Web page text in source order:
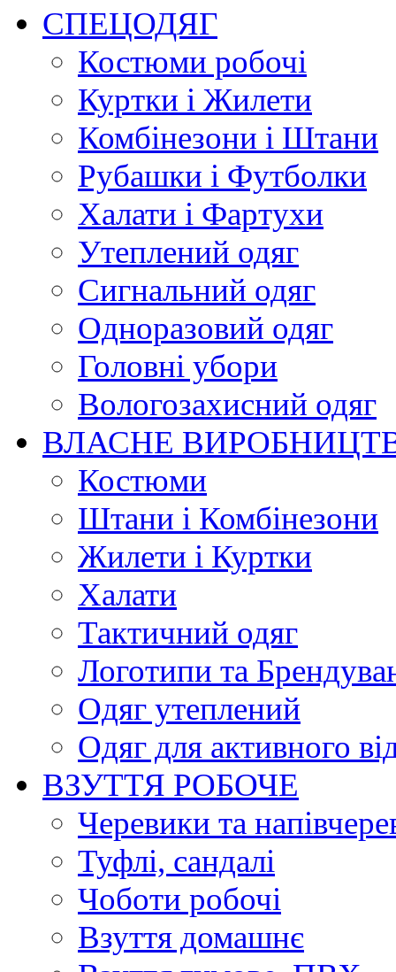
СПЕЦОДЯГ
Костюми робочі
Куртки і Жилети
Комбінезони і Штани
Рубашки і Футболки
Халати і Фартухи
Утеплений одяг
Сигнальний одяг
Одноразовий одяг
Головні убори
Вологозахисний одяг
ВЛАСНЕ
Костюми
Штани і Комбінезони
Жилети і Куртки
Халати
Тактичний одяг
Логотипи та
Одяг утеплений
Одяг для активного
ВЗУТТЯ РОБОЧЕ
Черевики та
Туфлі, сандалі
Чоботи робочі
Взуття домашнє